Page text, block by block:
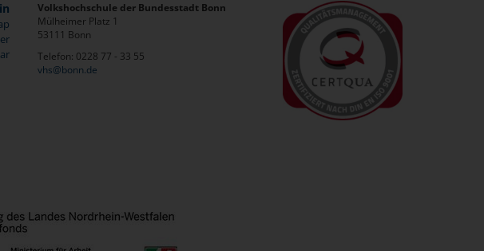
Volkshochschule der Bundesstadt Bonn
Mülheimer Platz 1
53111 Bonn
Telefon: 0228 77 - 33 55
vhs@bonn.de